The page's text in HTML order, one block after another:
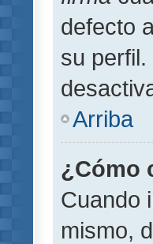
defecto
su
Arriba
¿Cómo
Cuando
mismo,